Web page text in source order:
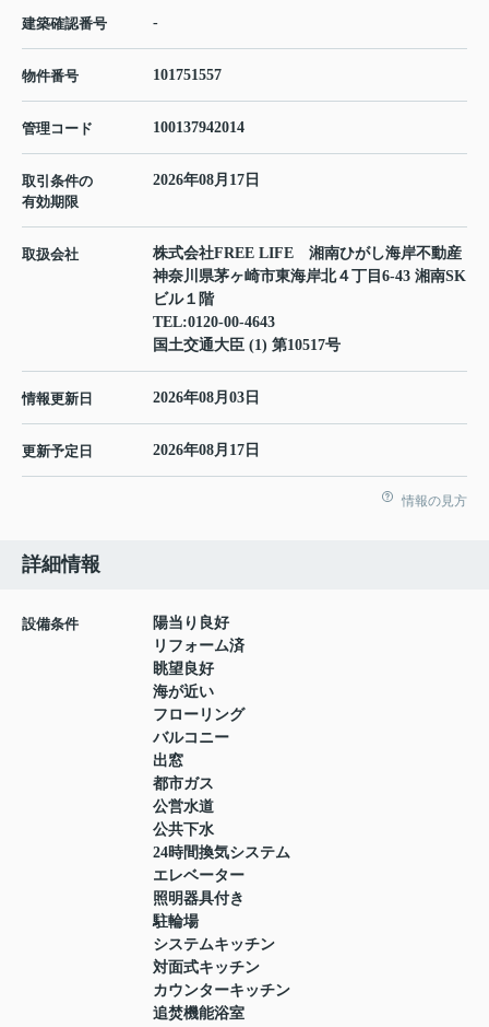
建築確認番号 -
物件番号 101751557
管理コード 100137942014
取引条件の
有効期限
2026年08月17日
取扱会社
株式会社FREE LIFE 湘南ひがし海岸不動産
神奈川県茅ヶ崎市東海岸北４丁目6-43 湘南SK
ビル１階
TEL:0120-00-4643
国土交通大臣 (1) 第10517号
情報更新日 2026年08月03日
更新予定日 2026年08月17日
情報の見方
詳細情報
設備条件
陽当り良好
リフォーム済
眺望良好
海が近い
フローリング
バルコニー
出窓
都市ガス
公営水道
公共下水
24時間換気システム
エレベーター
照明器具付き
駐輪場
システムキッチン
対面式キッチン
カウンターキッチン
追焚機能浴室